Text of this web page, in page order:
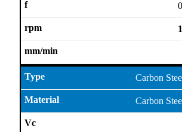
Carbon
Carbon